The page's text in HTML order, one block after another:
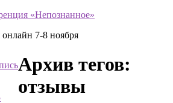
«Непознанное»
онлайн 7-8 ноября
Архив тегов:
отзывы